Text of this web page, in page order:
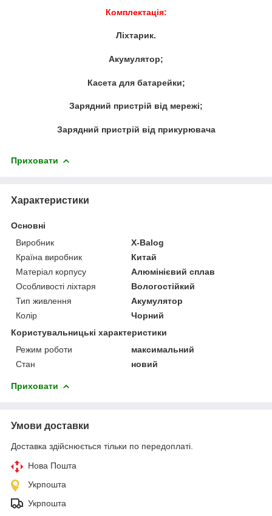
Комплектація:
Ліхтарик.
Акумулятор;
Касета для батарейки;
Зарядний пристрій від мережі;
Зарядний пристрій від прикурювача
Приховати
Характеристики
Основні
Виробник
X-Balog
Країна виробник
Китай
Матеріал корпусу
Алюмінієвий сплав
Особливості ліхтаря
Вологостійкий
Тип живлення
Акумулятор
Колір
Чорний
Користувальницькі характеристики
Режим роботи
максимальний
Стан
новий
Приховати
Умови доставки
Доставка здійснюється тільки по передоплаті.
Нова Пошта
Укрпошта
Укрпошта